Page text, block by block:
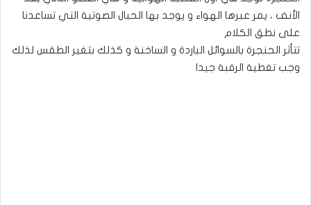
الأنف ، يمر عبرها الهواء و يوجد بها الحبال الصوتية التي تساعدنا
على نطق الكلام
تتأثر الحنجرة بالسوائل الباردة و الساخنة و كذلك بتغير الطقس لذلك
وجب تغطية الرقبة جيدا